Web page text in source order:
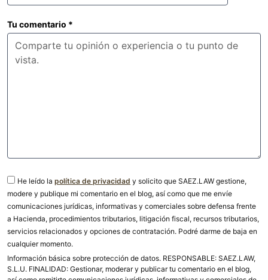
Tu comentario *
He leído la política de privacidad y solicito que SAEZ.LAW gestione,
modere y publique mi comentario en el blog, así como que me envíe
comunicaciones jurídicas, informativas y comerciales sobre defensa frente
a Hacienda, procedimientos tributarios, litigación fiscal, recursos tributarios,
servicios relacionados y opciones de contratación. Podré darme de baja en
cualquier momento.
Información básica sobre protección de datos. RESPONSABLE: SAEZ.LAW,
S.L.U. FINALIDAD: Gestionar, moderar y publicar tu comentario en el blog,